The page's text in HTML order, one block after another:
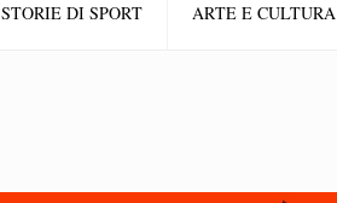
STORIE DI SPORT ARTE E CULTURA